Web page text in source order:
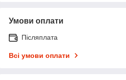
Умови оплати
Післяплата
Всі умови оплати